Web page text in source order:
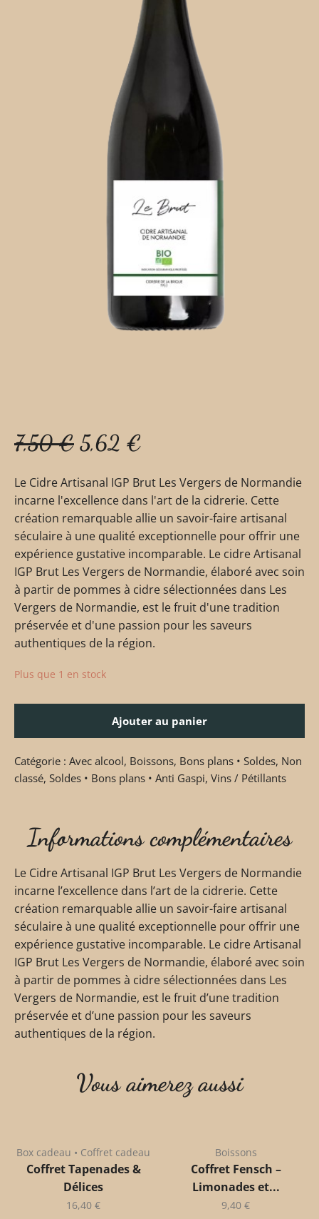
7,50€ 5,62 €
Le Cidre Artisanal IGP Brut Les Vergers de Normandie
incarne l'excellence dans l'art de la cidrerie. Cette
création remarquable allie un savoir-faire artisanal
séculaire à une qualité exceptionnelle pour offrir une
expérience gustative incomparable. Le cidre Artisanal
IGP Brut Les Vergers de Normandie, élaboré avec soin
à partir de pommes à cidre sélectionnées dans Les
Vergers de Normandie, est le fruit d'une tradition
préservée et d'une passion pour les saveurs
authentiques de la région.
Plus que 1 en stock
Ajouter au panier
Catégorie : Avec alcool, Boissons, Bons plans • Soldes, Non
classé, Soldes • Bons plans • Anti Gaspi, Vins / Pétillants
Informations complémentaires
Le Cidre Artisanal IGP Brut Les Vergers de Normandie
incarne l’excellence dans l’art de la cidrerie. Cette
création remarquable allie un savoir-faire artisanal
séculaire à une qualité exceptionnelle pour offrir une
expérience gustative incomparable. Le cidre Artisanal
IGP Brut Les Vergers de Normandie, élaboré avec soin
à partir de pommes à cidre sélectionnées dans Les
Vergers de Normandie, est le fruit d’une tradition
préservée et d’une passion pour les saveurs
authentiques de la région.
Vous aimerez aussi
Box cadeau • Coffret cadeau
Coffret Tapenades &
Délices
16,40 €
Boissons
Coffret Fensch –
Limonades et...
9,40 €